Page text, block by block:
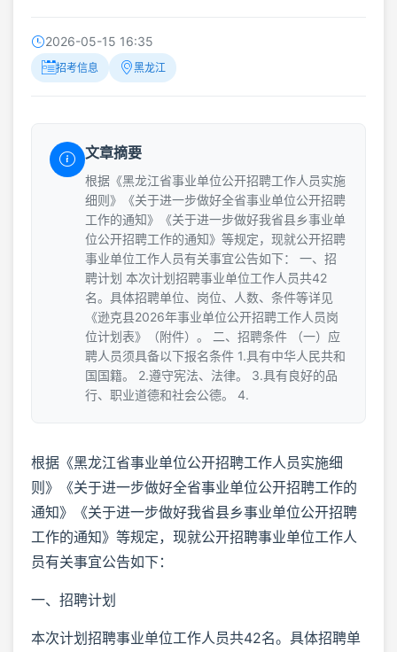
2026-05-15 16:35
招考信息 黑龙江
文章摘要
根据《黑龙江省事业单位公开招聘工作人员实施
细则》《关于进一步做好全省事业单位公开招聘
工作的通知》《关于进一步做好我省县乡事业单
位公开招聘工作的通知》等规定，现就公开招聘
事业单位工作人员有关事宜公告如下： 一、招
聘计划 本次计划招聘事业单位工作人员共42
名。具体招聘单位、岗位、人数、条件等详见
《逊克县2026年事业单位公开招聘工作人员岗
位计划表》（附件）。 二、招聘条件 （一）应
聘人员须具备以下报名条件 1.具有中华人民共和
国国籍。 2.遵守宪法、法律。 3.具有良好的品
行、职业道德和社会公德。 4.
根据《黑龙江省事业单位公开招聘工作人员实施细
则》《关于进一步做好全省事业单位公开招聘工作的
通知》《关于进一步做好我省县乡事业单位公开招聘
工作的通知》等规定，现就公开招聘事业单位工作人
员有关事宜公告如下：
一、招聘计划
本次计划招聘事业单位工作人员共42名。具体招聘单